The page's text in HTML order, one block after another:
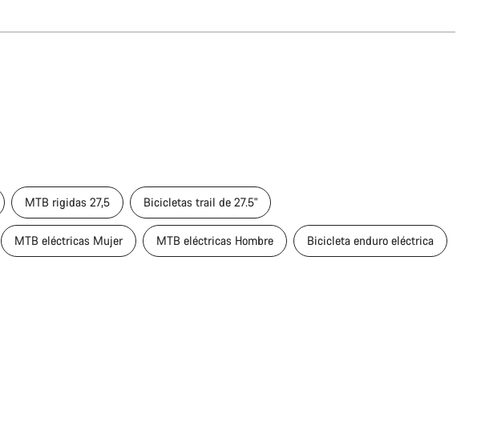
MTB rigidas 27,5 Bicicletas trail de 27.5"
MTB eléctricas Mujer MTB eléctricas Hombre Bicicleta enduro eléctrica